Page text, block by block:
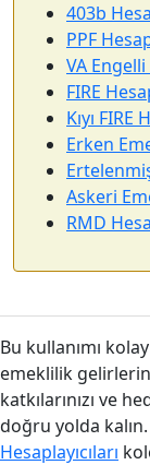
403b
PPF
VA Engelli
FIRE
Kıyı FIRE
Erken
Askeri
RMD
Bu kullanımı
emeklilik
katkılarınızı ve
doğru yolda kalın.
Hesaplayıcıları